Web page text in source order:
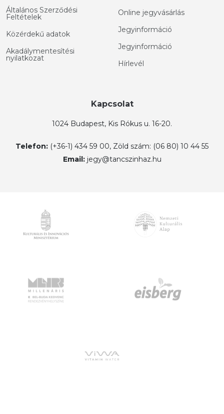
Általános Szerződési
Feltételek
Közérdekű adatok
Akadálymentesítési
nyilatkozat
Online jegyvásárlás
Jegyinformáció
Jegyinformáció
Hírlevél
Kapcsolat
1024 Budapest, Kis Rókus u. 16-20.
Telefon: (+36-1) 434 59 00, Zöld szám: (06 80) 10 44 55
Email: jegy@tancszinhaz.hu